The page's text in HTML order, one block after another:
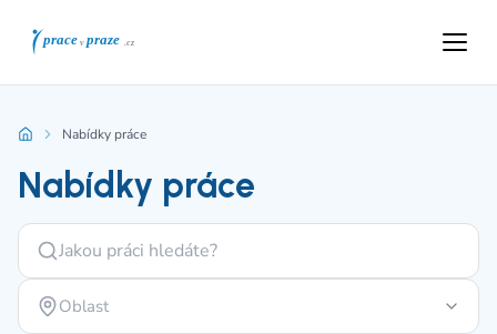
Nabídky práce
Nabídky práce
Oblast